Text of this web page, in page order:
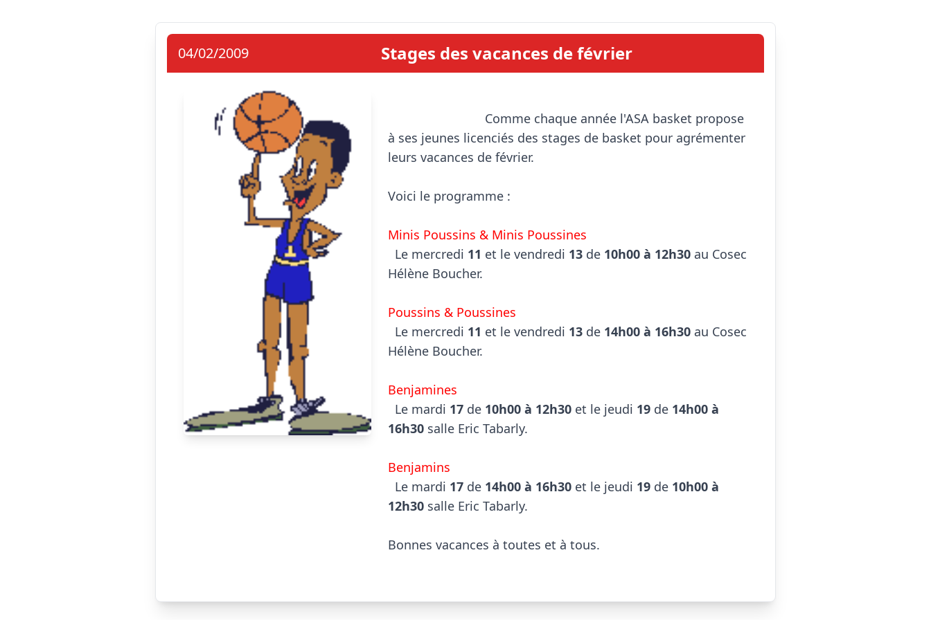
04/02/2009 Stages des vacances de février
à ses jeunes licenciés des stages de basket pour agrémenter
leurs vacances de février.
Voici le programme :
Minis Poussins & Minis Poussines
Le mercredi 11 et le vendredi 13 de 10h00 à 12h30 au Cosec
Hélène Boucher.
Poussins & Poussines
Le mercredi 11 et le vendredi 13 de 14h00 à 16h30 au Cosec
Hélène Boucher.
Benjamines
Le mardi 17 de 10h00 à 12h30 et le jeudi 19 de 14h00 à
16h30 salle Eric Tabarly.
Benjamins
Le mardi 17 de 14h00 à 16h30 et le jeudi 19 de 10h00 à
12h30 salle Eric Tabarly.
Bonnes vacances à toutes et à tous.